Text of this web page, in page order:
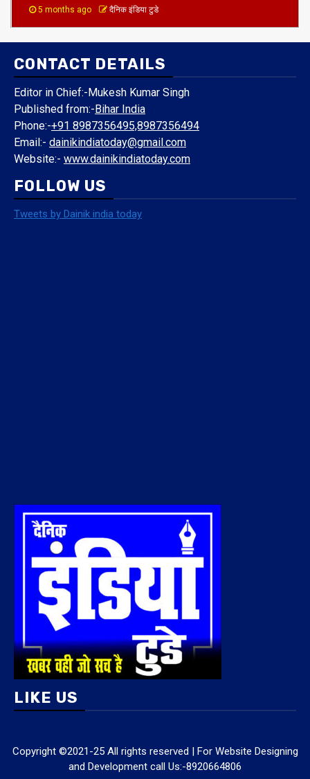
5 months ago दैनिक इंडिया टुडे
CONTACT DETAILS
Editor in Chief:-Mukesh Kumar Singh
Published from:- Bihar India
Phone:-+91 8987356495,8987356494
Email:- dainikindiatoday@gmail.com
Website:- www.dainikindiatoday.com
FOLLOW US
Tweets by Dainik india today
LIKE US
Copyright ©2021-25 All rights reserved | For Website Designing
and Development call Us:-8920664806